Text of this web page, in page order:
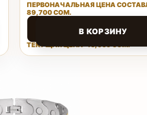
ПЕРВОНАЧАЛЬНАЯ ЦЕНА
89,700 СОМ.
ТЕКУЩАЯ ЦЕНА: 43,056 СОМ.
В КОРЗИНУ